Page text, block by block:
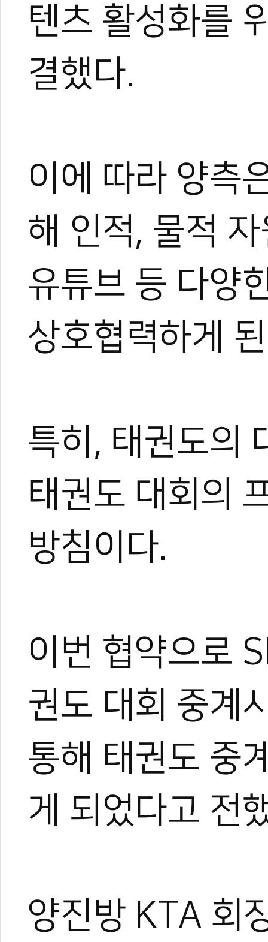
텐츠 활성화를
결했다.
이에 따라 양측
해 인적, 물적
유튜브 등 다양
상호협력하게
특히, 태권도의
태권도 대회의
방침이다.
이번 협약으로
권도 대회 중계
통해 태권도 중
게 되었다고 전
양진방 KTA 회
#대한태권도협회 #KTA #SBS #양진방 #태권도
#태권도콘텐
0